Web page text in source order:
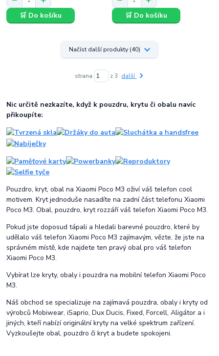
🛒 Do košíku 🛒 Do košíku
Načíst další produkty (40)
strana z 3 další
Nic určitě nezkazíte, když k pouzdru, krytu či obalu navíc
přikoupíte:
Pouzdro, kryt, obal na Xiaomi Poco M3 oživí váš telefon cool
motivem. Kryt jednoduše nasadíte na zadní část telefonu Xiaomi
Poco M3. Obal, pouzdro, kryt rozzáří váš telefon Xiaomi Poco M3.
Pokud jste doposud tápali a hledali barevné pouzdro, které by
udělalo váš telefon Xiaomi Poco M3 zajímavým, vězte, že jste na
správném místě, kde najdete ten pravý obal pro váš telefon
Xiaomi Poco M3.
Vybírat lze kryty, obaly i pouzdra na mobilní telefon Xiaomi Poco
M3.
Náš obchod se specializuje na zajímavá pouzdra, obaly i kryty od
výrobců Mobiwear, iSaprio, Dux Ducis, Fixed, Forcell, Aligátor a i
jiných, kteří nabízí originální kryty na velké spektrum zařízení.
Vyzkoušejte obal, pouzdro či kryt a budete spokojeni.